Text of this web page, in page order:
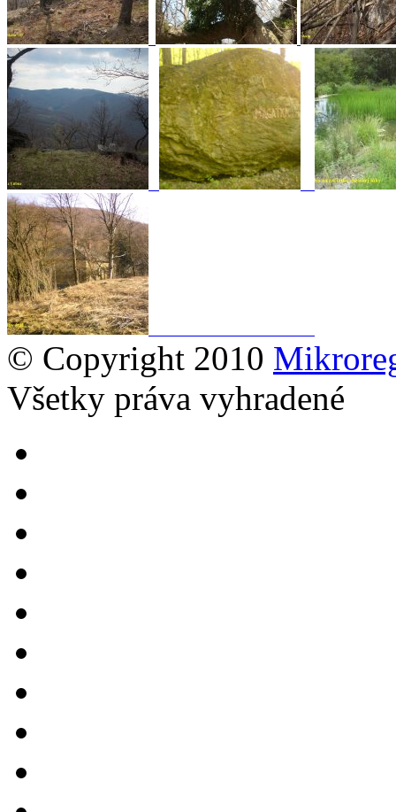
© Copyright 2010
Všetky práva vyhradené